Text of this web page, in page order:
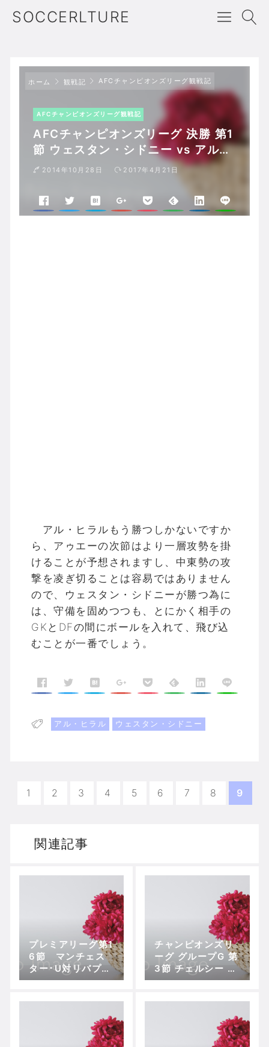
SOCCERLTURE
ホーム 観戦記 AFCチャンピオンズリーグ観戦記
AFCチャンピオンズリーグ観戦記
AFCチャンピオンズリーグ 決勝 第1
節 ウェスタン・シドニー vs アル・
ヒラル
2014年10月28日 2017年4月21日
アル・ヒラルもう勝つしかないですか
ら、アゥエーの次節はより一層攻勢を掛
けることが予想されますし、中東勢の攻
撃を凌ぎ切ることは容易ではありません
ので、ウェスタン・シドニーが勝つ為に
は、守備を固めつつも、とにかく相手の
GKとDFの間にボールを入れて、飛び込
むことが一番でしょう。
アル・ヒラル ウェスタン・シドニー
1 2 3 4 5 6 7 8 9
関連記事
プレミアリーグ第1
6節 マンチェス
ター･U対リバプー
ル 〜本当に『ゴ
た』だけなのか？
チャンピオンズリ
ーグ グループG 第
3節 チェルシー vs
NKマリボル